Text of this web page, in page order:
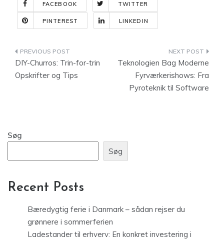
FACEBOOK TWITTER
PINTEREST LINKEDIN
Indlægsnavigation
DIY-Churros: Trin-for-trin
Opskrifter og Tips
Teknologien Bag Moderne
Fyrværkerishows: Fra
Pyroteknik til Software
Søg
Søg
Recent Posts
Bæredygtig ferie i Danmark – sådan rejser du
grønnere i sommerferien
Ladestander til erhverv: En konkret investering i